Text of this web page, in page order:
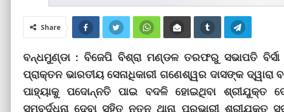
Share
ବନ୍ଧମୁଣ୍ଡା : ବିଜେପି ବିଶ୍ରା ମଣ୍ଡଳ ତରଫରୁ ସଭାପତି
ପ୍ରାକ୍ତନ ଭାରତୀୟ ସେନାଧିକାରୀ ଗଣେଶ୍ୱର ଦାସଙ୍କ ଦ୍ୱାରା
ପାହ୍ୟାକୁ ପଦୋନ୍ନତି ପାଇ ବଦଳି ହୋଇଥିବା ଶ୍ରୀଯୁକ୍ତ
ସମ୍ବର୍ଦ୍ଧନା ଦେବା ସହିତ ନୂତନ ଥାନା ପ୍ରଭାରୀ ଶ୍ରୀଯୁକ୍ତ